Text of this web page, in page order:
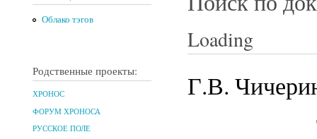
Облако тэгов
Родственные проекты:
ХРОНОС
ФОРУМ ХРОНОСА
РУССКОЕ ПОЛЕ
Loading
Г.В.